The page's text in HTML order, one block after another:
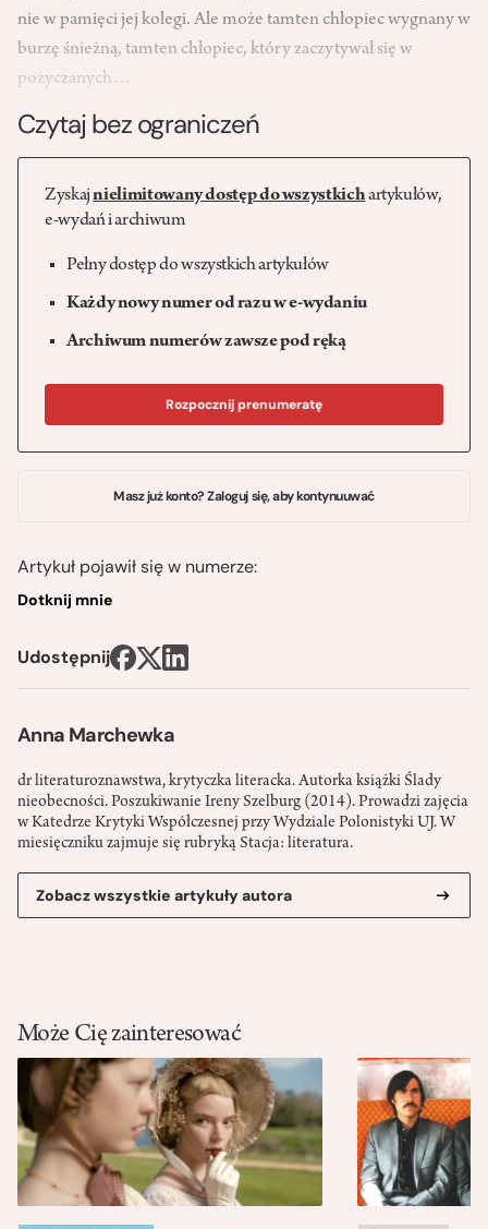
Anna Marchewka
dr literaturoznawstwa, krytyczka literacka. Autorka książki Ślady
nieobecności. Poszukiwanie Ireny Szelburg (2014). Prowadzi zajęcia
w Katedrze Krytyki Współczesnej przy Wydziale Polonistyki UJ. W
miesięczniku zajmuje się rubryką Stacja: literatura.
Zobacz wszystkie artykuły autora
nie w pamięci jej kolegi. Ale może tamten chłopiec wygnany w
burzę śnieżną, tamten chłopiec, który zaczytywał się w
pożyczanych…
Czytaj bez ograniczeń
Zyskajnielimitowany dostęp do wszystkichartykułów,
e-wydań i archiwum
Pełny dostęp do wszystkich artykułów
Każdy nowy numer od razu w e-wydaniu
Archiwum numerów zawsze pod ręką
Rozpocznij prenumeratę
Masz już konto? Zaloguj się, aby kontynuuwać
Artykuł pojawił się w numerze:
Dotknij mnie
Udostępnij
Może Cię zainteresować